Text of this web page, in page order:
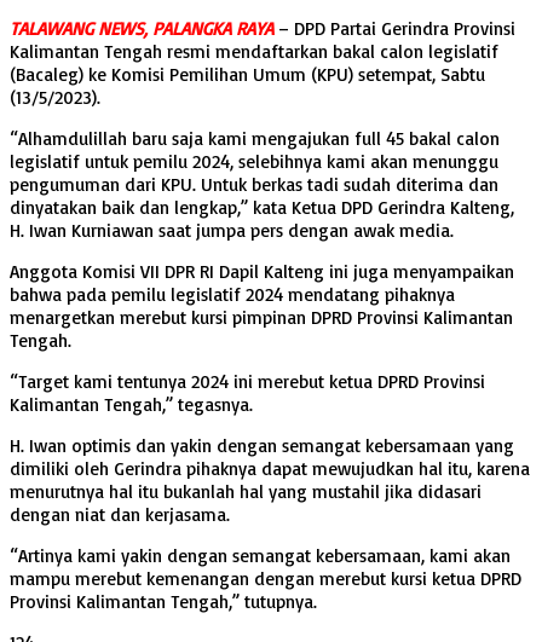
TALAWANG NEWS, PALANGKA RAYA– DPD Partai Gerindra Provinsi
Kalimantan Tengah resmi mendaftarkan bakal calon legislatif
(Bacaleg) ke Komisi Pemilihan Umum (KPU) setempat, Sabtu
(13/5/2023).
“Alhamdulillah baru saja kami mengajukan full 45 bakal calon
legislatif untuk pemilu 2024, selebihnya kami akan menunggu
pengumuman dari KPU. Untuk berkas tadi sudah diterima dan
dinyatakan baik dan lengkap,” kata Ketua DPD Gerindra Kalteng,
H. Iwan Kurniawan saat jumpa pers dengan awak media.
Anggota Komisi VII DPR RI Dapil Kalteng ini juga menyampaikan
bahwa pada pemilu legislatif 2024 mendatang pihaknya
menargetkan merebut kursi pimpinan DPRD Provinsi Kalimantan
Tengah.
“Target kami tentunya 2024 ini merebut ketua DPRD Provinsi
Kalimantan Tengah,” tegasnya.
H. Iwan optimis dan yakin dengan semangat kebersamaan yang
dimiliki oleh Gerindra pihaknya dapat mewujudkan hal itu, karena
menurutnya hal itu bukanlah hal yang mustahil jika didasari
dengan niat dan kerjasama.
“Artinya kami yakin dengan semangat kebersamaan, kami akan
mampu merebut kemenangan dengan merebut kursi ketua DPRD
Provinsi Kalimantan Tengah,” tutupnya.